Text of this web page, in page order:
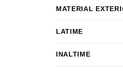
MATERIAL
LATIME
INALTIME